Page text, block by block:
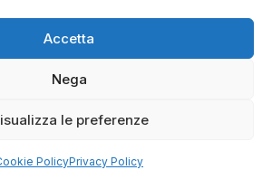
Accetta
Nega
le preferenze
PolicyPrivacy Policy
0571 1823508
info@innovacert.it
- Tutti i diritti riservati -